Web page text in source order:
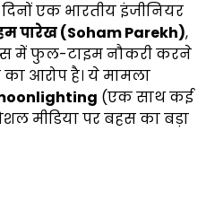
एक भारतीय इंजीनियर
पारेख (Soham Parekh),
में फुल-टाइम नौकरी करने
आरोप है। ये मामला
(एक साथ कई
मीडिया पर बहस का बड़ा